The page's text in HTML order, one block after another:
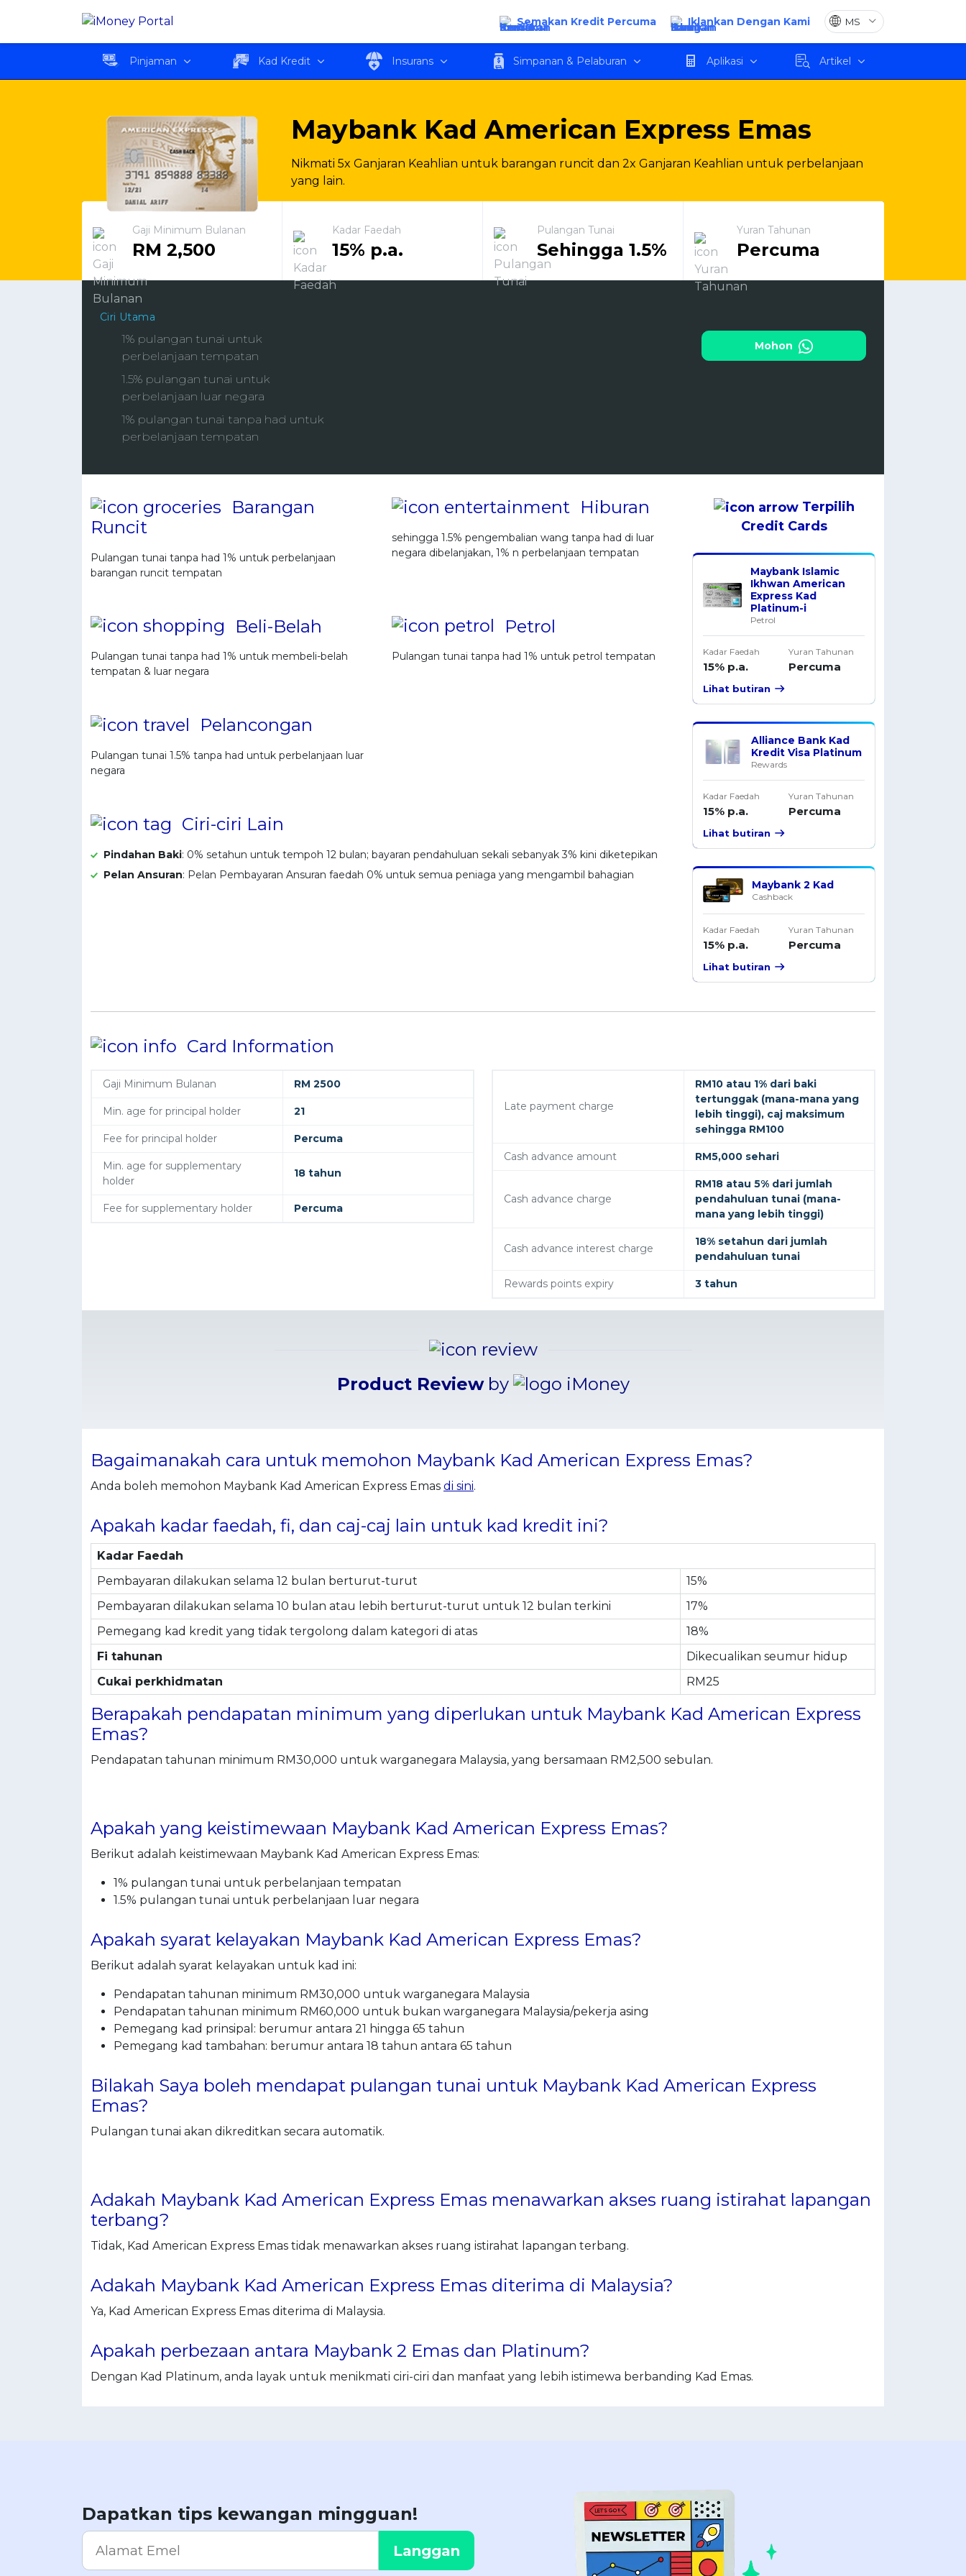
Semakan Kredit Percuma Iklankan Dengan Kami
Pinjaman Kad Kredit Insurans Simpanan & Pelaburan Aplikasi Artikel
Maybank Kad American Express Emas Mohon
Maybank Kad American Express Emas
Nikmati 5x Ganjaran Keahlian untuk barangan runcit dan 2x Ganjaran Keahlian untuk perbelanjaan
yang lain.
Gaji Minimum Bulanan
RM 2,500
Kadar Faedah
15% p.a.
Pulangan Tunai
Sehingga 1.5%
Yuran Tahunan
Percuma
Ciri Utama
1% pulangan tunai untuk
perbelanjaan tempatan
1.5% pulangan tunai untuk
perbelanjaan luar negara
1% pulangan tunai tanpa had untuk
perbelanjaan tempatan
Mohon
Barangan
Runcit
Pulangan tunai tanpa had 1% untuk perbelanjaan
barangan runcit tempatan
Hiburan
sehingga 1.5% pengembalian wang tanpa had di luar
negara dibelanjakan, 1% n perbelanjaan tempatan
Beli-Belah
Pulangan tunai tanpa had 1% untuk membeli-belah
tempatan & luar negara
Petrol
Pulangan tunai tanpa had 1% untuk petrol tempatan
Pelancongan
Pulangan tunai 1.5% tanpa had untuk perbelanjaan luar
negara
Ciri-ciri Lain
Pindahan Baki: 0% setahun untuk tempoh 12 bulan; bayaran pendahuluan sekali sebanyak 3% kini diketepikan
Pelan Ansuran: Pelan Pembayaran Ansuran faedah 0% untuk semua peniaga yang mengambil bahagian
Terpilih
Credit Cards
Maybank Islamic
Ikhwan American
Express Kad
Platinum-i
Petrol
Kadar Faedah
15% p.a.
Yuran Tahunan
Percuma
Lihat butiran
Alliance Bank Kad
Kredit Visa Platinum
Rewards
Kadar Faedah
15% p.a.
Yuran Tahunan
Percuma
Lihat butiran
Maybank 2 Kad
Cashback
Kadar Faedah
15% p.a.
Yuran Tahunan
Percuma
Lihat butiran
Card Information
Gaji Minimum Bulanan RM 2500
Min. age for principal holder 21
Fee for principal holder Percuma
Min. age for supplementary
holder
18 tahun
Fee for supplementary holder Percuma
Late payment charge
RM10 atau 1% dari baki
tertunggak (mana-mana yang
lebih tinggi), caj maksimum
sehingga RM100
Cash advance amount RM5,000 sehari
Cash advance charge
RM18 atau 5% dari jumlah
pendahuluan tunai (mana-
mana yang lebih tinggi)
Cash advance interest charge
18% setahun dari jumlah
pendahuluan tunai
Rewards points expiry 3 tahun
Product Reviewby
Bagaimanakah cara untuk memohon Maybank Kad American Express Emas?
Anda boleh memohon Maybank Kad American Express Emas di sini.
Apakah kadar faedah, fi, dan caj-caj lain untuk kad kredit ini?
Kadar Faedah
Pembayaran dilakukan selama 12 bulan berturut-turut
15%
Pembayaran dilakukan selama 10 bulan atau lebih berturut-turut untuk 12 bulan terkini
17%
Pemegang kad kredit yang tidak tergolong dalam kategori di atas
18%
Fi tahunan
Dikecualikan seumur hidup
Cukai perkhidmatan
RM25
Berapakah pendapatan minimum yang diperlukan untuk Maybank Kad American Express
Emas?
Pendapatan tahunan minimum RM30,000 untuk warganegara Malaysia, yang bersamaan RM2,500 sebulan.
Apakah yang keistimewaan Maybank Kad American Express Emas?
Berikut adalah keistimewaan Maybank Kad American Express Emas:
1% pulangan tunai untuk perbelanjaan tempatan
1.5% pulangan tunai untuk perbelanjaan luar negara
Apakah syarat kelayakan Maybank Kad American Express Emas?
Berikut adalah syarat kelayakan untuk kad ini:
Pendapatan tahunan minimum RM30,000 untuk warganegara Malaysia
Pendapatan tahunan minimum RM60,000 untuk bukan warganegara Malaysia/pekerja asing
Pemegang kad prinsipal: berumur antara 21 hingga 65 tahun
Pemegang kad tambahan: berumur antara 18 tahun antara 65 tahun
Bilakah Saya boleh mendapat pulangan tunai untuk Maybank Kad American Express
Emas?
Pulangan tunai akan dikreditkan secara automatik.
Adakah Maybank Kad American Express Emas menawarkan akses ruang istirahat lapangan
terbang?
Tidak, Kad American Express Emas tidak menawarkan akses ruang istirahat lapangan terbang.
Adakah Maybank Kad American Express Emas diterima di Malaysia?
Ya, Kad American Express Emas diterima di Malaysia.
Apakah perbezaan antara Maybank 2 Emas dan Platinum?
Dengan Kad Platinum, anda layak untuk menikmati ciri-ciri dan manfaat yang lebih istimewa berbanding Kad Emas.
Dapatkan tips kewangan mingguan!